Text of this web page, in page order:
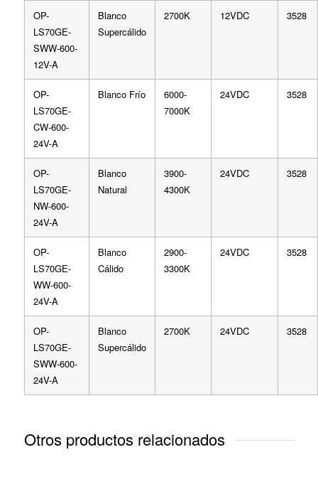
OP-
LS70GE-
SWW-600-
12V-A
Blanco
Supercálido
2700K 12VDC 3528
OP-
LS70GE-
CW-600-
24V-A
Blanco Frío
6000-
7000K
24VDC 3528
OP-
LS70GE-
NW-600-
24V-A
Blanco
Natural
3900-
4300K
24VDC 3528
OP-
LS70GE-
WW-600-
24V-A
Blanco
Cálido
2900-
3300K
24VDC 3528
OP-
LS70GE-
SWW-600-
24V-A
Blanco
Supercálido
2700K 24VDC 3528
Otros productos relacionados